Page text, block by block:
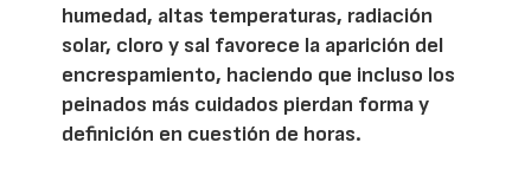
humedad, altas temperaturas, radiación
solar, cloro y sal favorece la aparición del
encrespamiento, haciendo que incluso los
peinados más cuidados pierdan forma y
definición en cuestión de horas.